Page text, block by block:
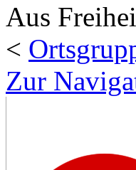
Aus
<
Zur